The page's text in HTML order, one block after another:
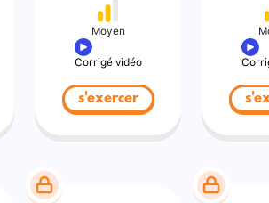
Moyen
Corrigé vidéo
s'exercer